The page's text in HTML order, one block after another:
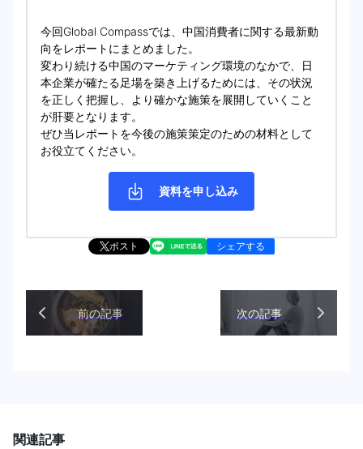
今回Global Compassでは、中国消費者に関する最新動
向をレポートにまとめました。
変わり続ける中国のマーケティング環境のなかで、日
本企業が確たる足場を築き上げるためには、その状況
を正しく把握し、より確かな施策を展開していくこと
が肝要となります。
ぜひ当レポートを今後の施策策定のための材料として
お役立てください。
資料を申し込み
ポスト シェアする
前の記事 次の記事
関連記事